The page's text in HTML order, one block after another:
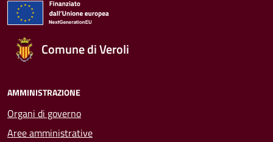
Comune di Veroli
AMMINISTRAZIONE
Organi di governo
Aree amministrative